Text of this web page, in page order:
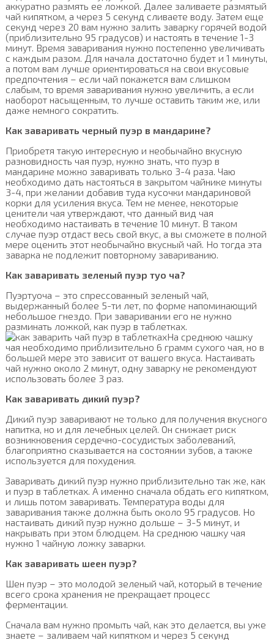
аккуратно размять ее ложкой. Далее заливаете размятый
чай кипятком, а через 5 секунд сливаете воду. Затем еще
секунд через 20 вам нужно залить заварку горячей водой
(приблизительно 95 градусов) и настоять в течение 1-3
минут. Время заваривания нужно постепенно увеличивать
с каждым разом. Для начала достаточно будет и 1 минуты,
а потом вам лучше ориентироваться на свои вкусовые
предпочтения – если чай покажется вам слишком
слабым, то время заваривания нужно увеличить, а если
наоборот насыщенным, то лучше оставить таким же, или
даже немного сократить.
Как заваривать черный пуэр в мандарине?
Приобретя такую интересную и необычайно вкусную
разновидность чая пуэр, нужно знать, что пуэр в
мандарине можно заваривать только 3-4 раза. Чаю
необходимо дать настояться в закрытом чайнике минуты
3-4, при желании добавив туда кусочки мандариновой
корки для усиления вкуса. Тем не менее, некоторые
ценители чая утверждают, что данный вид чая
необходимо настаивать в течение 10 минут. В таком
случае пуэр отдаст весь свой вкус, а вы сможете в полной
мере оценить этот необычайно вкусный чай. Но тогда эта
заварка не подлежит повторному завариванию.
Как заваривать зеленый пуэр туо ча?
Пуэртуоча – это спрессованный зеленый чай,
выдержанный более 5-ти лет, по форме напоминающий
небольшое гнездо. При заваривании его не нужно
разминать ложкой, как пуэр в таблетках.
На среднюю чашку
чая необходимо приблизительно 6 грамм сухого чая, но в
большей мере это зависит от вашего вкуса. Настаивать
чай нужно около 2 минут, одну заварку не рекомендуют
использовать более 3 раз.
Как заваривать дикий пуэр?
Дикий пуэр заваривают не только для получения вкусного
напитка, но и для лечебных целей. Он снижает риск
возникновения сердечно-сосудистых заболеваний,
благоприятно сказывается на состоянии зубов, а также
используется для похудения.
Заваривать дикий пуэр нужно приблизительно так же, как
и пуэр в таблетках. А именно сначала обдать его кипятком,
и лишь потом заваривать. Температура воды для
заваривания также должна быть около 95 градусов. Но
настаивать дикий пуэр нужно дольше – 3-5 минут, и
накрывать при этом блюдцем. На среднюю чашку чая
нужно 1 чайную ложку заварки.
Как заваривать шеен пуэр?
Шен пуэр – это молодой зеленый чай, который в течение
всего срока хранения не прекращает процесс
ферментации.
Сначала вам нужно промыть чай, как это делается, вы уже
знаете – заливаем чай кипятком и через 5 секунд